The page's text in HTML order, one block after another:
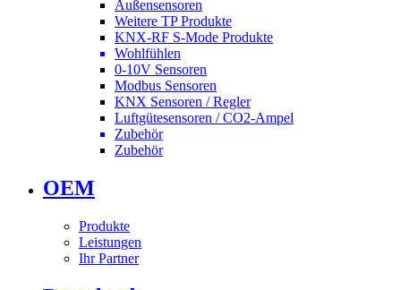
Außensensoren
Weitere TP Produkte
KNX-RF S-Mode Produkte
Wohlfühlen
0-10V Sensoren
Modbus Sensoren
KNX Sensoren / Regler
Luftgütesensoren / CO2-Ampel
Zubehör
Zubehör
OEM
Produkte
Leistungen
Ihr Partner